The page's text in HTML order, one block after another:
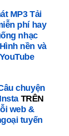
MP3 Tải
phí hay
nhạc
nền và
chuyện
TRÊN
web &
tuyến